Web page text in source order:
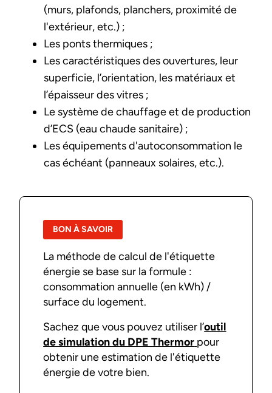
(murs, plafonds, planchers, proximité de
l'extérieur, etc.) ;
Les ponts thermiques ;
Les caractéristiques des ouvertures, leur
superficie, l’orientation, les matériaux et
l’épaisseur des vitres ;
Le système de chauffage et de production
d’ECS (eau chaude sanitaire) ;
Les équipements d'autoconsommation le
cas échéant (panneaux solaires, etc.).
BON À SAVOIR
La méthode de calcul de l'étiquette
énergie se base sur la formule :
consommation annuelle (en kWh) /
surface du logement.
Sachez que vous pouvez utiliser l’outil
de simulation du DPE Thermor pour
obtenir une estimation de l'étiquette
énergie de votre bien.